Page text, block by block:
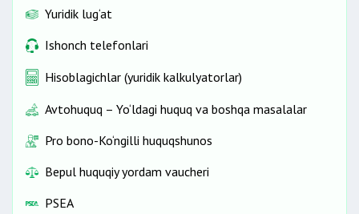
Yuridik lug‘at
Ishonch telefonlari
Hisoblagichlar (yuridik kalkulyatorlar)
Avtohuquq – Yo‘ldagi huquq va boshqa masalalar
Pro bono-Ko‘ngilli huquqshunos
Bepul huquqiy yordam vaucheri
PSEA